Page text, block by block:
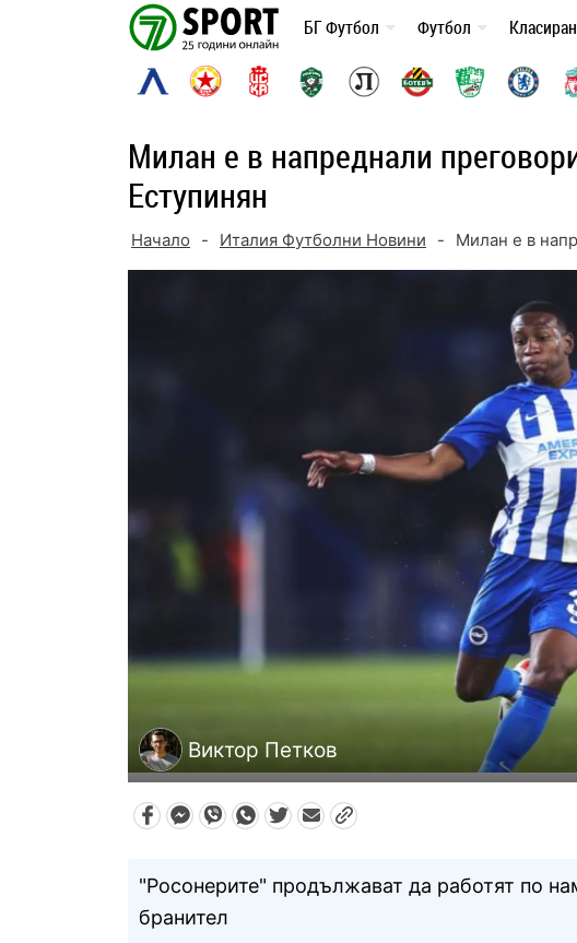
БГ Футбол Футбол
Милан е в напреднали
Еступинян
Начало - Италия Футболни Новини - Милан е в
Виктор Петков
"Росонерите" продължават да работят по
бранител